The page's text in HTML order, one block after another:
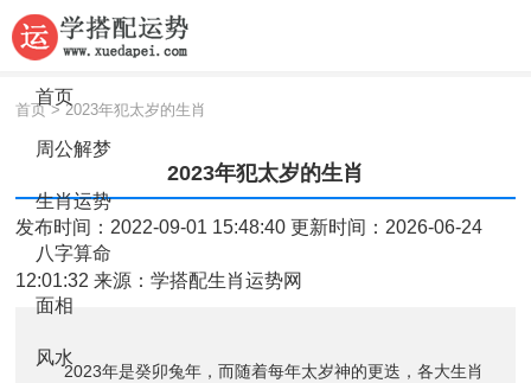
首页
周公解梦
生肖运势
八字算命
面相
风水
首页>2023年犯太岁的生肖
2023年犯太岁的生肖
发布时间：2022-09-01 15:48:40 更新时间：2026-06-24
12:01:32 来源：学搭配生肖运势网
2023年是癸卯兔年，而随着每年太岁神的更迭，各大生肖